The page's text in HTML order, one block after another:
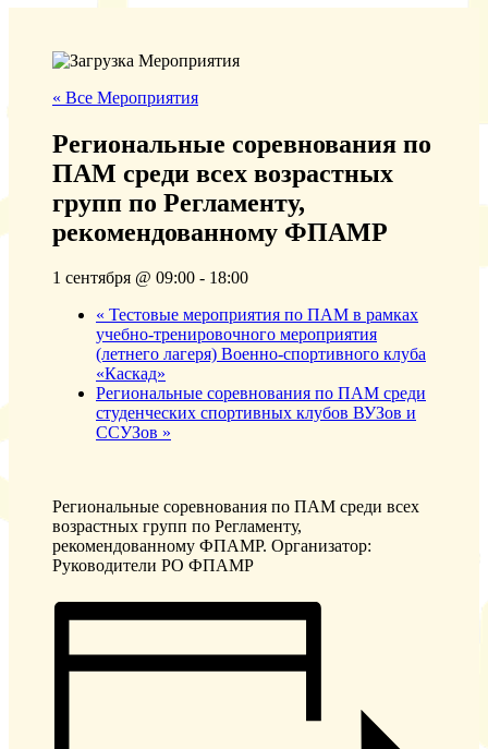
« Все Мероприятия
Региональные соревнования по
ПАМ среди всех возрастных
групп по Регламенту,
рекомендованному ФПАМР
1 сентября @ 09:00 - 18:00
« Тестовые мероприятия по ПАМ в рамках
учебно-тренировочного мероприятия
(летнего лагеря) Военно-спортивного клуба
«Каскад»
Региональные соревнования по ПАМ среди
студенческих спортивных клубов ВУЗов и
ССУЗов »
Региональные соревнования по ПАМ среди всех
возрастных групп по Регламенту,
рекомендованному ФПАМР. Организатор:
Руководители РО ФПАМР